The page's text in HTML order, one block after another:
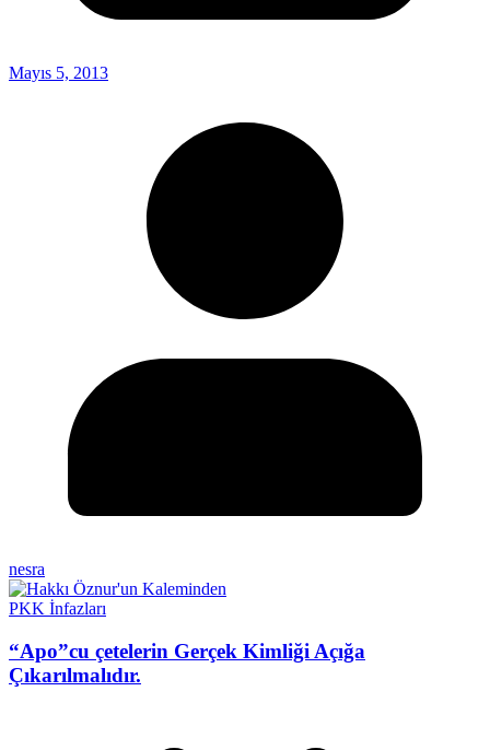
Mayıs 5, 2013
nesra
PKK İnfazları
“Apo”cu çetelerin Gerçek Kimliği Açığa
Çıkarılmalıdır.